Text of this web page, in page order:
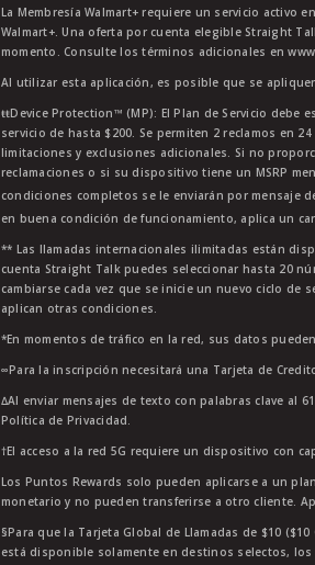
La Membresía Walmart+ requiere un servicio activo
Walmart+. Una oferta por cuenta elegible Straight
momento. Consulte los términos adicionales en
Al utilizar esta aplicación, es posible que se
ŧŧDevice Protection™ (MP): El Plan de Servicio
servicio de hasta $200. Se permiten 2 reclamos en
limitaciones y exclusiones adicionales. Si no
reclamaciones o si su dispositivo tiene un MSRP
condiciones completos se le enviarán por mensaje
en buena condición de funcionamiento, aplica un
** Las llamadas internacionales ilimitadas están
cuenta Straight Talk puedes seleccionar hasta 20
cambiarse cada vez que se inicie un nuevo ciclo de
aplican otras condiciones.
*En momentos de tráfico en la red, sus datos
∞Para la inscripción necesitará una Tarjeta de
∆Al enviar mensajes de texto con palabras clave al
Política de Privacidad.
†El acceso a la red 5G requiere un dispositivo con
Los Puntos Rewards solo pueden aplicarse a un
monetario y no pueden transferirse a otro cliente.
§Para que la Tarjeta Global de Llamadas de $10
está disponible solamente en destinos selectos, los